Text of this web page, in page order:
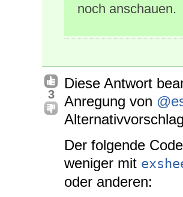
noch anschauen.
3
Diese Antwort
Anregung von
Der folgende
weniger mit
oder anderen: